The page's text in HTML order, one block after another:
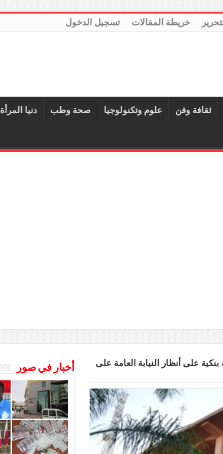
خريطة المقالات تسجيل الدخول
ثقافة وفن علوم وتكنولوجيا صحة وطب دنيا المرأة
على أنظار النيابة العامة على
أخبار في صور